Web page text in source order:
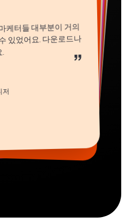
케터들 대부분이 거의
있었어요. 다운로드나
. ”
저